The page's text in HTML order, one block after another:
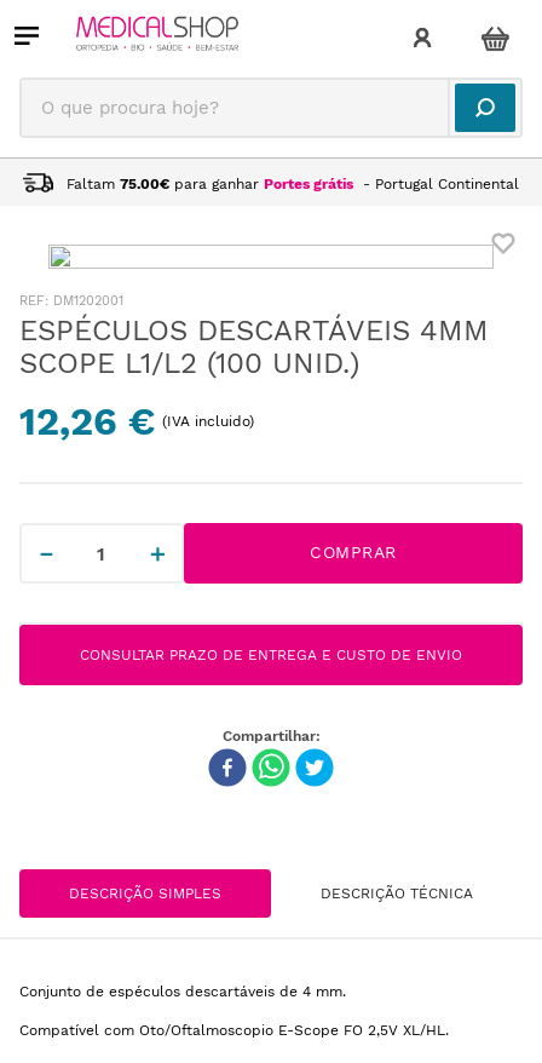
O que procura hoje?
Faltam 75.00€ para ganhar Portes grátis - Portugal Continental
: DM1202001
ESPÉCULOS DESCARTÁVEIS 4MM
SCOPE L1/L2 (100 UNID.)
12,26 € (IVA incluido)
＋
－ COMPRAR
CONSULTAR PRAZO DE ENTREGA E CUSTO DE ENVIO
DESCRIÇÃO SIMPLES DESCRIÇÃO TÉCNICA
Conjunto de espéculos descartáveis de 4 mm.
Compatível com Oto/Oftalmoscopio E-Scope FO 2,5V XL/HL.